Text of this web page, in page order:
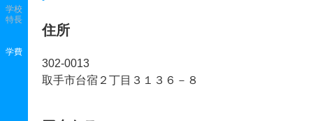
学校
特長
学費
住所
302-0013
取手市台宿２丁目３１３６－８